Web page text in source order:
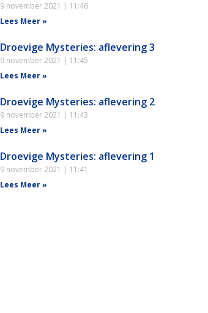
9 november 2021
11:46
Lees Meer »
Droevige Mysteries: aflevering 3
9 november 2021
11:45
Lees Meer »
Droevige Mysteries: aflevering 2
9 november 2021
11:43
Lees Meer »
Droevige Mysteries: aflevering 1
9 november 2021
11:41
Lees Meer »